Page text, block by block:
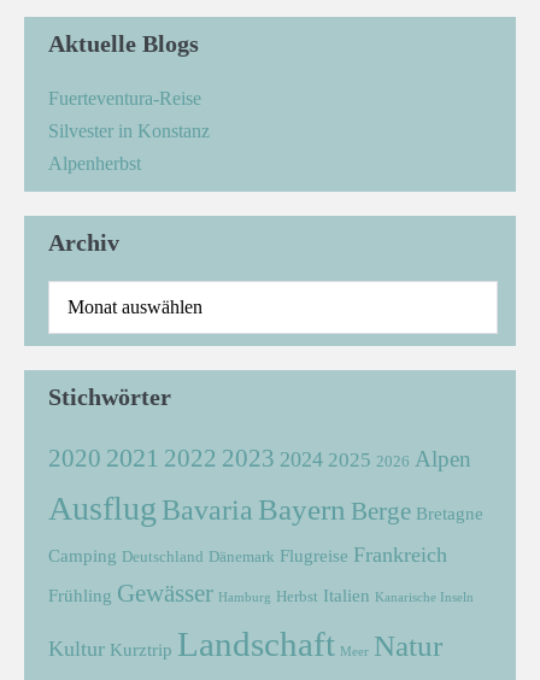
Aktuelle Blogs
Fuerteventura-Reise
Silvester in Konstanz
Alpenherbst
Archiv
Stichwörter
2020 2021 2022 2023 2024 2025 2026 Alpen
Ausflug Bavaria Bayern Berge Bretagne
Camping Deutschland Dänemark Flugreise Frankreich
Frühling Gewässer Hamburg Herbst Italien Kanarische Inseln
Kultur Kurztrip Landschaft Meer Natur